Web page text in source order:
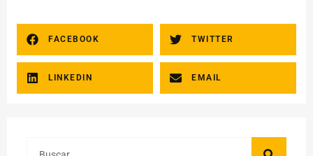
FACEBOOK TWITTER
LINKEDIN EMAIL